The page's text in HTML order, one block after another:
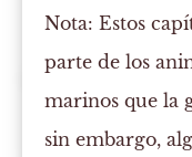
Nota:Estos
parte de los
marinos que la
sin embargo,